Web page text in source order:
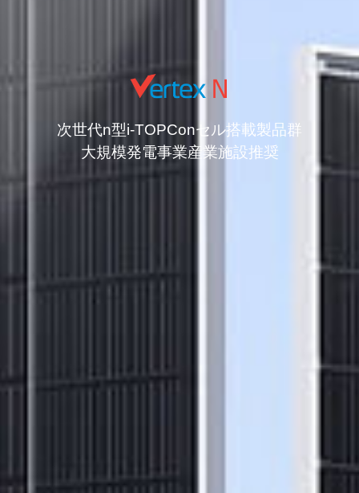
次世代n型i-TOPConセル搭載製品群
大規模発電事業産業施設推奨